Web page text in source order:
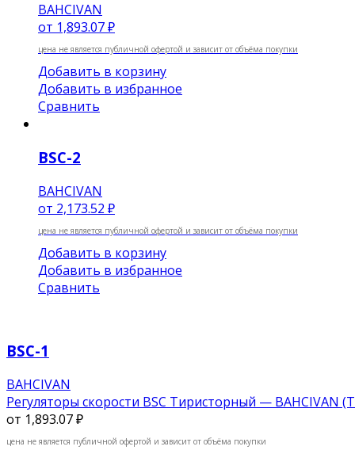
BAHCIVAN
от 1,893.07 ₽
цена не является публичной офертой и зависит от объёма покупки
Добавить в корзину
Добавить в избранное
Сравнить
BSC-2
BAHCIVAN
от 2,173.52 ₽
цена не является публичной офертой и зависит от объёма покупки
Добавить в корзину
Добавить в избранное
Сравнить
BSC-1
BAHCIVAN
Регуляторы скорости BSC Тиристорный — BAHCIVAN
от 1,893.07 ₽
цена не является публичной офертой и зависит от объёма покупки